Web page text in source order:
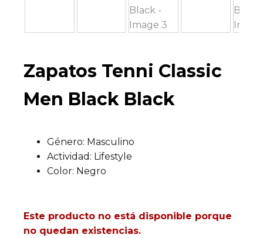
Zapatos Tenni Classic
Men Black Black
Género: Masculino
Actividad: Lifestyle
Color: Negro
Este producto no está disponible porque
no quedan existencias.